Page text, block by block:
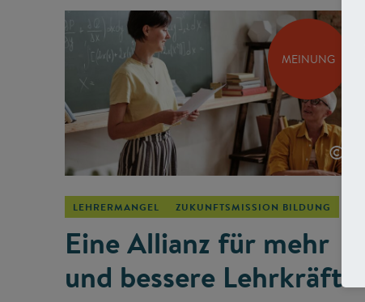
MEINUNG
©
LEHRERMANGEL ZUKUNFTSMISSION BILDUNG
Eine Allianz für mehr
und bessere Lehrkräfte